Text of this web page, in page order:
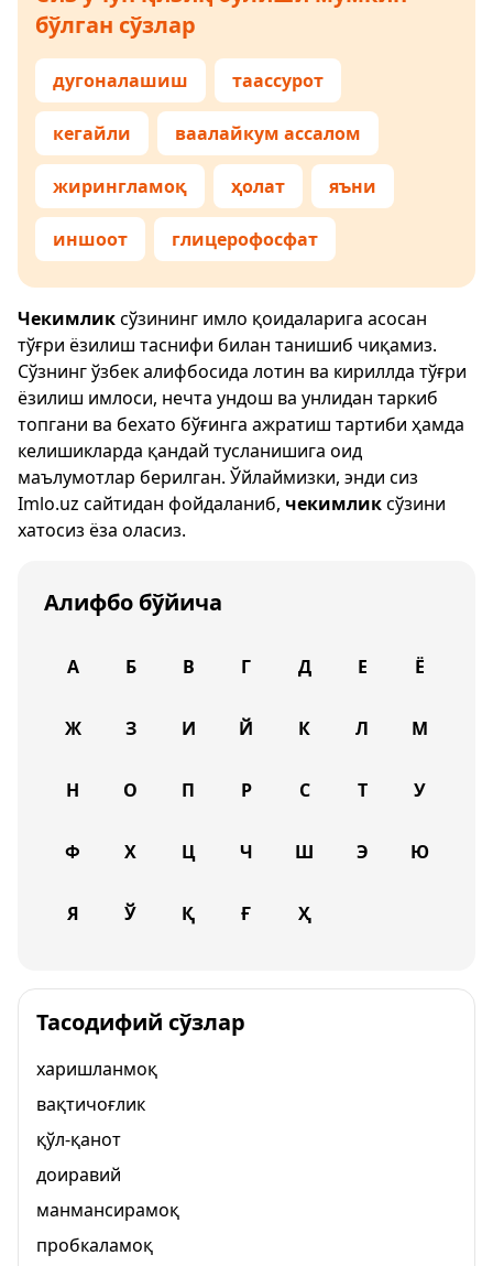
бўлган сўзлар
дугоналашиш таассурот
кегайли ваалайкум ассалом
жирингламоқ ҳолат яъни
иншоот глицерофосфат
Чекимликсўзининг имло қоидаларига асосан
тўғри ёзилиш таснифи билан танишиб чиқамиз.
Сўзнинг ўзбек алифбосида лотин ва кириллда тўғри
ёзилиш имлоси, нечта ундош ва унлидан таркиб
топгани ва бехато бўғинга ажратиш тартиби ҳамда
келишикларда қандай тусланишига оид
маълумотлар берилган. Ўйлаймизки, энди сиз
Imlo.uz сайтидан фойдаланиб, чекимликсўзини
хатосиз ёза оласиз.
Алифбо бўйича
А Б В Г Д Е Ё
Ж З И Й К Л М
Н О П Р С Т У
Ф Х Ц Ч Ш Э Ю
Я Ў Қ Ғ Ҳ
Тасодифий сўзлар
харишланмоқ
вақтичоғлик
қўл-қанот
доиравий
манмансирамоқ
пробкаламоқ